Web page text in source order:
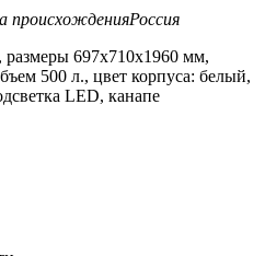
происхожденияРоссия
размеры 697х710х1960 мм,
500 л., цвет корпуса: белый,
LED, канапе